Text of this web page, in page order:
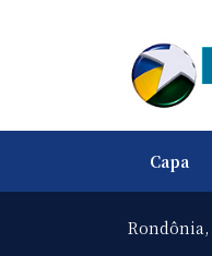
Capa
Rondônia,